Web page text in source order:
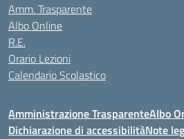
Amm. Trasparente
Albo Online
R.E.
Orario Lezioni
Calendario Scolastico
Amministrazione TrasparenteAlbo
Dichiarazione di accessibilitàNote